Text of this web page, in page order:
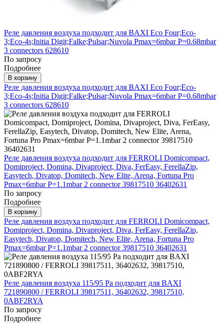
Реле давления воздуха подходит для BAXI Eсо Four;Eco-
3;Eco-4s;Initia Digit;Falke;Pulsar;Nuvola Pmax=6mbar P=0.68mbar
3 connectors 628610
По запросу
Подробнее
В корзину
Реле давления воздуха подходит для BAXI Eсо Four;Eco-
3;Eco-4s;Initia Digit;Falke;Pulsar;Nuvola Pmax=6mbar P=0.68mbar
3 connectors 628610
Реле давления воздуха подходит для FERROLI Domicompact,
Domiproject, Domina, Divaproject, Diva, FerEasy, FerellaZip,
Easytech, Divatop, Domitech, New Elite, Arena, Fortuna Pro
Pmax=6mbar P=1.1mbar 2 connector 39817510 36402631
По запросу
Подробнее
В корзину
Реле давления воздуха подходит для FERROLI Domicompact,
Domiproject, Domina, Divaproject, Diva, FerEasy, FerellaZip,
Easytech, Divatop, Domitech, New Elite, Arena, Fortuna Pro
Pmax=6mbar P=1.1mbar 2 connector 39817510 36402631
Реле давления воздуха 115/95 Pa подходит для BAXI
721890800 / FERROLI 39817511, 36402632, 39817510,
0ABF2RYA
По запросу
Подробнее